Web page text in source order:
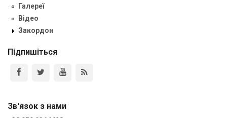
Галереї
Відео
Закордон
Підпишіться
Зв'язок з нами